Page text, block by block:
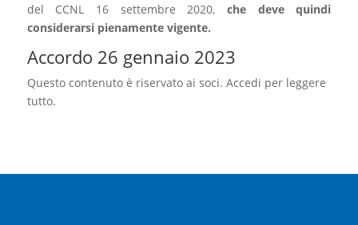
del CCNL 16 settembre 2020, che deve quindi
considerarsi pienamente vigente.
Accordo 26 gennaio 2023
Questo contenuto è riservato ai soci. Accedi per leggere
tutto.